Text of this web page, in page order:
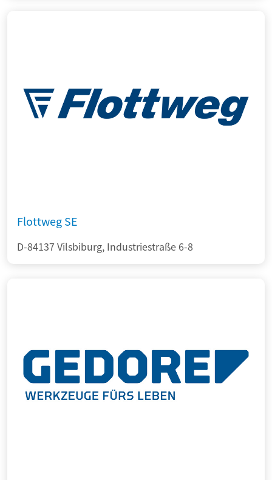
Flottweg SE
D-84137 Vilsbiburg, Industriestraße 6-8